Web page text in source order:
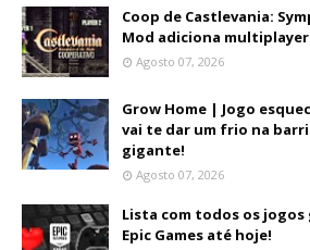
Coop de Castlevania:
Mod adiciona
Agosto 07, 2026
Grow Home | Jogo
vai te dar um frio na
gigante!
Agosto 07, 2026
Lista com todos os
Epic Games até hoje!